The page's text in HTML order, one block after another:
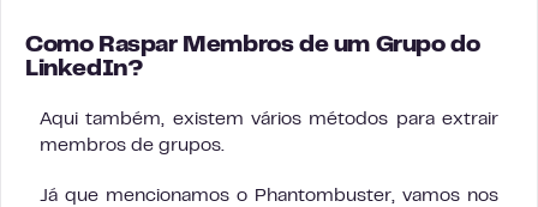
Como Raspar Membros de um Grupo do
LinkedIn?
Aqui também, existem vários métodos para extrair
membros de grupos.
Já que mencionamos o Phantombuster, vamos nos